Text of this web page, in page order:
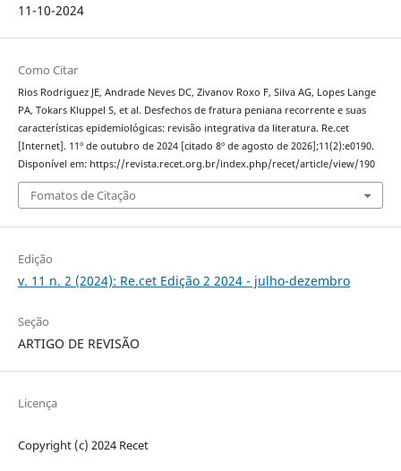
11-10-2024
Como Citar
Rios Rodriguez JE, Andrade Neves DC, Zivanov Roxo F, Silva AG, Lopes Lange
PA, Tokars Kluppel S, et al. Desfechos de fratura peniana recorrente e suas
características epidemiológicas: revisão integrativa da literatura. Re.cet
[Internet]. 11º de outubro de 2024 [citado 8º de agosto de 2026];11(2):e0190.
Disponível em: https://revista.recet.org.br/index.php/recet/article/view/190
Fomatos de Citação
Edição
v. 11 n. 2 (2024): Re.cet Edição 2 2024 - julho-dezembro
Seção
ARTIGO DE REVISÃO
Licença
Copyright (c) 2024 Recet